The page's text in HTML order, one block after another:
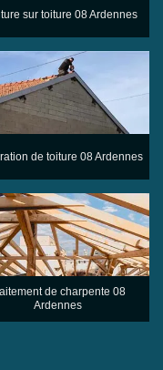
sur toiture 08 Ardennes
de toiture 08 Ardennes
de charpente 08
Ardennes